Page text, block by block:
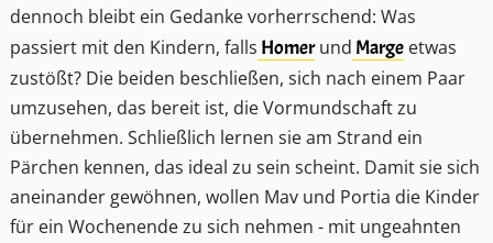
dennoch bleibt ein Gedanke vorherrschend: Was
passiert mit den Kindern, falls Homerund Marge etwas
zustößt? Die beiden beschließen, sich nach einem Paar
umzusehen, das bereit ist, die Vormundschaft zu
übernehmen. Schließlich lernen sie am Strand ein
Pärchen kennen, das ideal zu sein scheint. Damit sie sich
aneinander gewöhnen, wollen Mav und Portia die Kinder
für ein Wochenende zu sich nehmen - mit ungeahnten